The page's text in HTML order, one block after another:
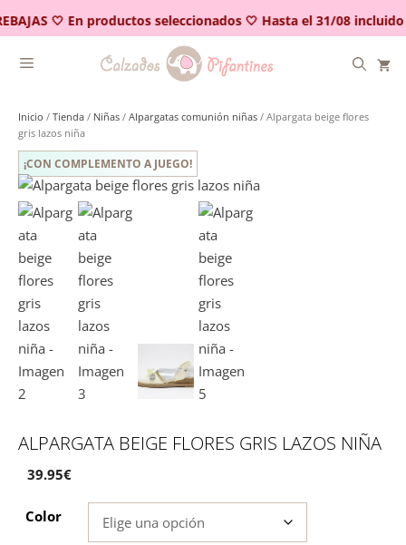
🤍 En productos seleccionados 🤍 Hasta el 31/08 incluido
al
contenido
Inicio / Tienda / Niñas / Alpargatas comunión niñas / Alpargata beige flores
gris lazos niña
¡CON COMPLEMENTO A JUEGO!
ALPARGATA BEIGE FLORES GRIS LAZOS NIÑA
39.95€
Color